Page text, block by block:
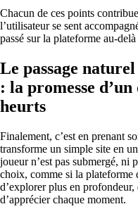
Chacun de ces points
l’utilisateur se sent
passé sur la plateforme au-
Le passage
: la promesse
heurts
Finalement, c’est en prenant
transforme un simple site en
joueur n’est pas submergé, ni
choix, comme si la plateforme
d’explorer plus en
d’apprécier chaque moment.